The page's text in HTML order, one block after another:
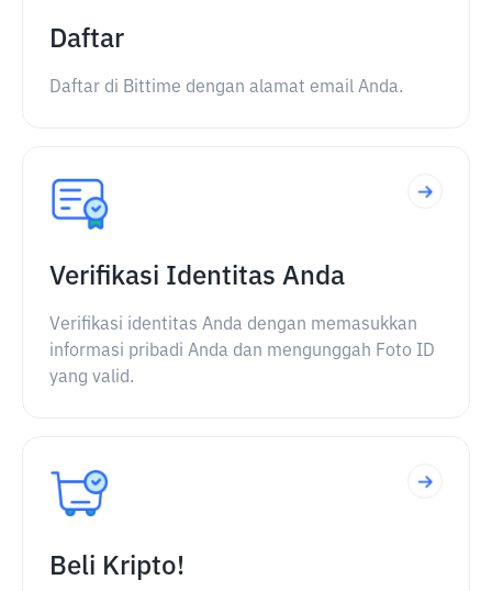
Daftar
Daftar di Bittime dengan alamat email Anda.
Verifikasi Identitas Anda
Verifikasi identitas Anda dengan memasukkan
informasi pribadi Anda dan mengunggah Foto ID
yang valid.
Beli Kripto!